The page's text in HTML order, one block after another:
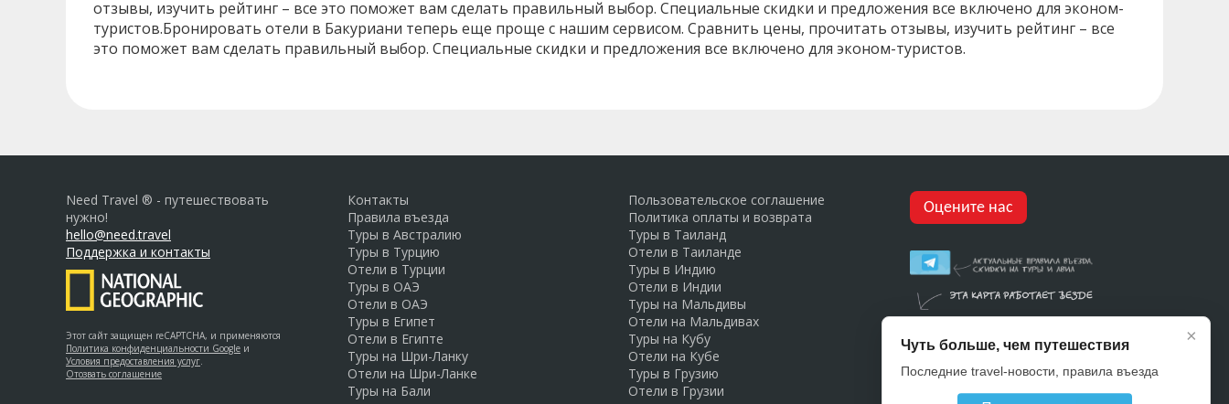
отзывы, изучить рейтинг – все это поможет вам сделать правильный выбор. Специальные скидки и предложения все включено для эконом-
туристов.Бронировать отели в Бакуриани теперь еще проще с нашим сервисом. Сравнить цены, прочитать отзывы, изучить рейтинг – все
это поможет вам сделать правильный выбор. Специальные скидки и предложения все включено для эконом-туристов.
Need Travel ® - путешествовать
нужно!
hello@need.travel
Поддержка и контакты
Этот сайт защищен reCAPTCHA, и применяются
Политика конфиденциальности Google и
Условия предоставления услуг
Отозвать соглашение
Контакты
Правила въезда
Туры в Австралию
Туры в Турцию
Отели в Турции
Туры в ОАЭ
Отели в ОАЭ
Туры в Египет
Отели в Египте
Туры на Шри-Ланку
Отели на Шри-Ланке
Туры на Бали
Пользовательское соглашение
Политика оплаты и возврата
Туры в Таиланд
Отели в Таиланде
Туры в Индию
Отели в Индии
Туры на Мальдивы
Отели на Мальдивах
Туры на Кубу
Отели на Кубе
Туры в Грузию
Отели в Грузии
Оцените нас
×
Чуть больше, чем путешествия
Последние travel-новости, правила въезда